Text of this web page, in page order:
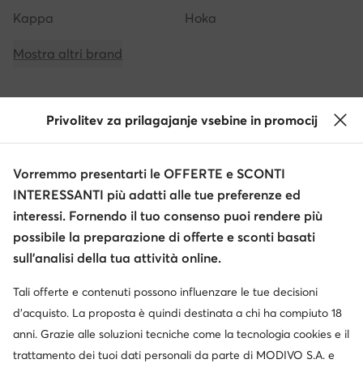
Kappa Hoka
Mostra altri brand
Ricevi informazioni su novità e promozioni
Iscriviti alla newsletter
Scarica l'app
Privolitev za prilagajanje vsebine in promocij
Vorremmo presentarti le OFFERTE e SCONTI
INTERESSANTI più adatti alle tue preferenze ed
interessi. Fornendo il tuo consenso puoi rendere più
possibile la preparazione di offerte e sconti basati
sull’analisi della tua attività online.
Tali offerte e contenuti possono influenzare le tue decisioni
d’acquisto. La proposta è quindi destinata a chi ha compiuto 18
anni. Grazie alle soluzioni tecniche come la tecnologia cookies e il
trattamento dei tuoi dati personali da parte di MODIVO S.A. e